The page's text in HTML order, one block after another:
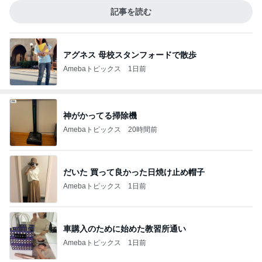
記事を読む
アグネス 母校スタンフォードで散歩
Amebaトピックス 1日前
神がかってる掃除機
Amebaトピックス 20時間前
だいた 買って良かった日焼け止め帽子
Amebaトピックス 1日前
車購入のために始めた教習所通い
Amebaトピックス 1日前